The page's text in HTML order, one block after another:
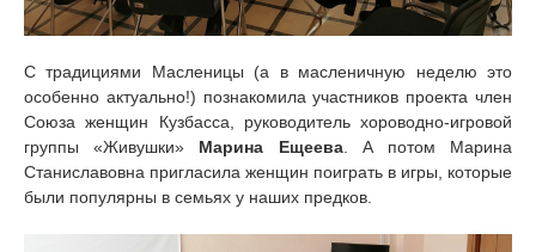
С традициями Масленицы (а в масленичную неделю это
особенно актуально!) познакомила участников проекта член
Союза женщин Кузбасса, руководитель хороводно-игровой
группы «Живушки» Марина Ещеева. А потом Марина
Станиславовна пригласила женщин поиграть в игры, которые
были популярны в семьях у наших предков.